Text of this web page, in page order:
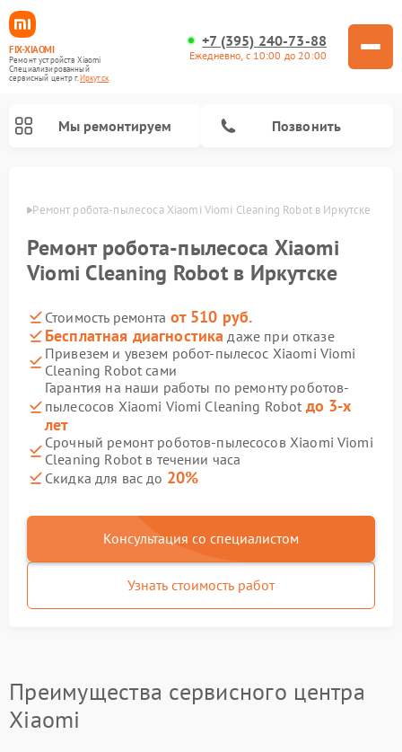
FIX-XIAOMI
Ремонт устройств Xiaomi
Специализированный
cервисный центр г.Иркутск
+7 (395) 240-73-88
Ежедневно, с 10:00 до 20:00
Мы ремонтируем Позвонить
Ремонт робота-пылесоса Xiaomi Viomi Cleaning Robot в Иркутске
Ремонт робота-пылесоса Xiaomi
Viomi Cleaning Robot в Иркутске
Стоимость ремонта от 510 руб.
Бесплатная диагностика даже при отказе
Привезем и увезем робот-пылесос Xiaomi Viomi
Cleaning Robot сами
Гарантия на наши работы по ремонту роботов-
пылесосов Xiaomi Viomi Cleaning Robot до 3-х
лет
Срочный ремонт роботов-пылесосов Xiaomi Viomi
Cleaning Robot в течении часа
Скидка для вас до 20%
Консультация со специалистом
Узнать стоимость работ
Преимущества сервисного центра
Xiaomi